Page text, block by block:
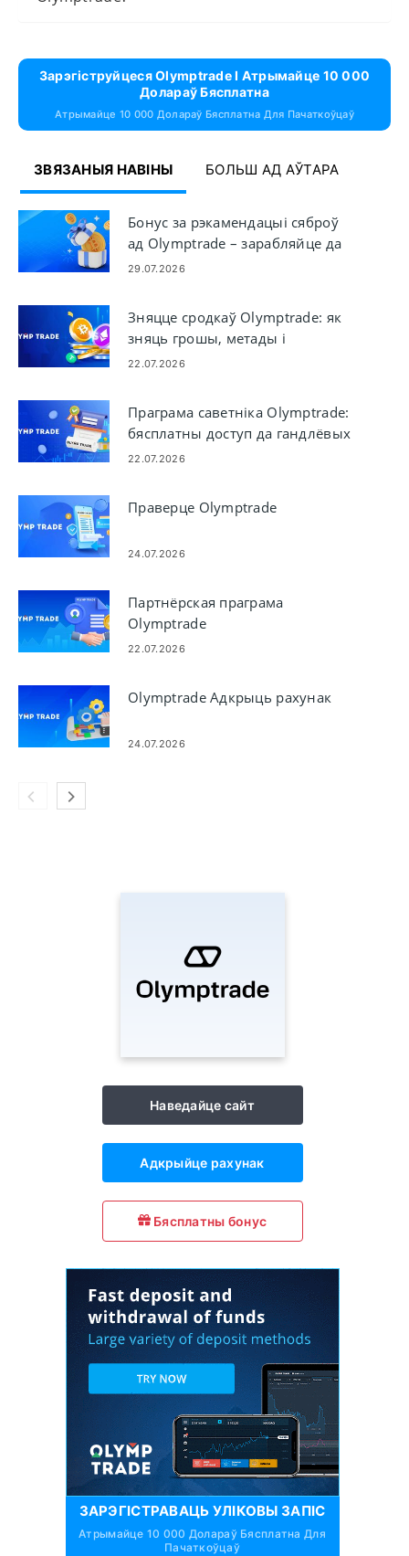
Зарэгіструйцеся Olymptrade І Атрымайце 10 000
Долараў Бясплатна
Атрымайце 10 000 Долараў Бясплатна Для Пачаткоўцаў
ЗВЯЗАНЫЯ НАВІНЫ БОЛЬШ АД АЎТАРА
Бонус за рэкамендацыі сяброў
ад Olymptrade – зарабляйце да
60% камісіі за рэкамендацый
29.07.2026
Зняцце сродкаў Olymptrade: як
зняць грошы, метады і
апрацоўка
22.07.2026
Праграма саветніка Olymptrade:
бясплатны доступ да гандлёвых
сігналаў
22.07.2026
Праверце Olymptrade
24.07.2026
Партнёрская праграма
Olymptrade
22.07.2026
Olymptrade Адкрыць рахунак
24.07.2026
Наведайце сайт
Адкрыйце рахунак
Бясплатны бонус
ЗАРЭГІСТРАВАЦЬ УЛІКОВЫ ЗАПІС
Атрымайце 10 000 Долараў Бясплатна Для
Пачаткоўцаў